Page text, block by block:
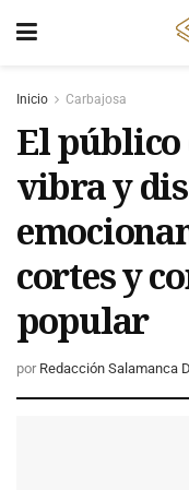
Inicio Carbajosa
El público
vibra y
cortes y
popular
por Redacción Salamanca